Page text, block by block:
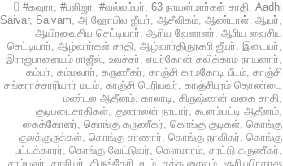
#கவுரா, #பலிஜா, #வல்லம்பர், 63 நாயன்மார்கள் சாதி, Aadhi
Saivar, Saivam, அ ஹோபில ஜீயர், ஆசீவிகம், ஆண்டாள், ஆயர்,
ஆயிரவைசிய செட்டியார், ஆரிய வேளாளர், ஆரிய வைசிய
செட்டியார், ஆழ்வார்கள் சாதி, ஆழ்வார்திருநகரி ஜீயர், இடையர்,
இராஜபாளையம் ராஜீஸ், உவச்சர், ஏயர்கோன் கலிக்காம நாயனார்,
கம்பர், கம்மவார், கருணீகர், காஞ்சி காமகோடி பீடம், காஞ்சி
சங்கராச்சாரியார் மடம், காஞ்சி பெரியவர், காஞ்சிபுரம் தொண்டை
மண்டல ஆதீனம், காலாடி, கிருஷ்ணன் வகை சாதி,
குடிபடைசாதிகள், குணாலன் நாடார், கூனம்பட்டி ஆதீனம்,
கைக்கோளர், கொங்கு கருணீகர், கொங்கு குடிகள், கொங்கு
குலக்குருக்கள், கொங்கு சாணார், கொங்கு நாவிதர், கொங்கு
பட்டக்காரர், கொங்கு வேட்டுவர், கௌமாரம், சரட்டு கருணீகர்,
சாம்பவர், சாலியர், சிருங்கேரி மடம், சுத்த சைவம், சூரியபிரகாஷ